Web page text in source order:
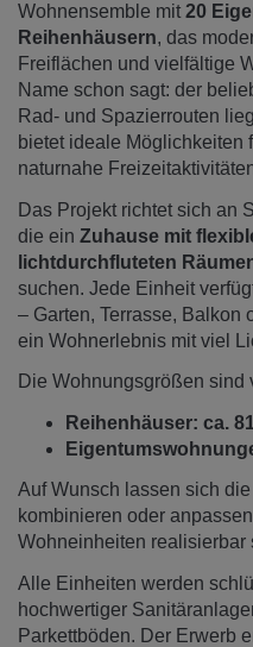
Wohnensemble mit20
Reihenhäusern, das
Freiflächen und vielfältige
Name schon sagt: der
Rad- und Spazierrouten
bietet ideale Möglichkeiten
naturnahe
Das Projekt richtet sich an
die ein Zuhause mit
lichtdurchfluteten
suchen. Jede Einheit
– Garten, Terrasse, Balkon
ein Wohnerlebnis mit viel
Die Wohnungsgrößen sind
Reihenhäuser: ca.
Auf Wunsch lassen sich
kombinieren oder
Wohneinheiten realisierbar
Alle Einheiten werden
hochwertiger
Parkettböden. Der Erwerb